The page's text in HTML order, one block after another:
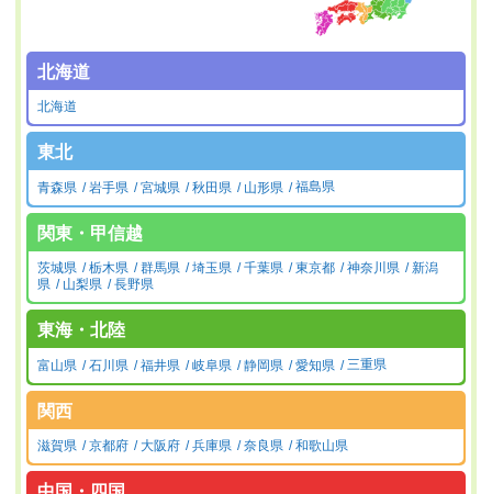
北海道
北海道
東北
青森県 岩手県 宮城県 秋田県 山形県 福島県
関東・甲信越
茨城県 栃木県 群馬県 埼玉県 千葉県 東京都 神奈川県
新潟
県
山梨県 長野県
東海・北陸
富山県 石川県 福井県 岐阜県 静岡県 愛知県 三重県
関西
滋賀県 京都府 大阪府 兵庫県 奈良県 和歌山県